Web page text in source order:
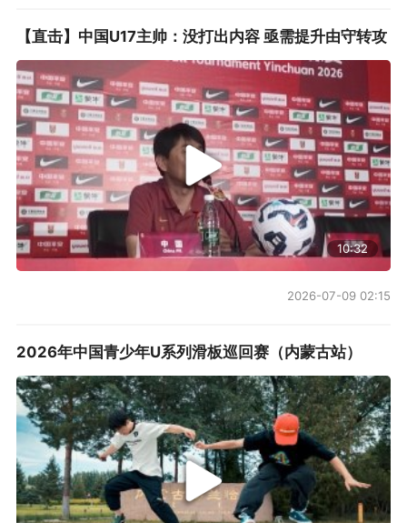
【直击】中国U17主帅：没打出内容 亟需提升由守转攻
10:32
2026-07-09 02:15
2026年中国青少年U系列滑板巡回赛（内蒙古站）